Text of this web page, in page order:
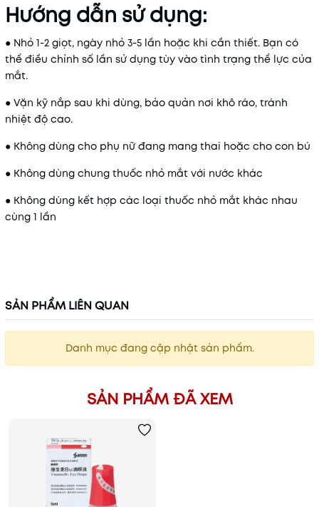
Hướng dẫn sử dụng:
● Nhỏ 1-2 giọt, ngày nhỏ 3-5 lần hoặc khi cần thiết. Bạn có
thể điều chỉnh số lần sử dụng tùy vào tình trạng thể lực của
mắt.
● Vặn kỹ nắp sau khi dùng, bảo quản nơi khô ráo, tránh
nhiệt độ cao.
● Không dùng cho phụ nữ đang mang thai hoặc cho con bú
● Không dùng chung thuốc nhỏ mắt với nước khác
● Không dùng kết hợp các loại thuốc nhỏ mắt khác nhau
cùng 1 lần
SẢN PHẨM LIÊN QUAN
Danh mục đang cập nhật sản phẩm.
SẢN PHẨM ĐÃ XEM